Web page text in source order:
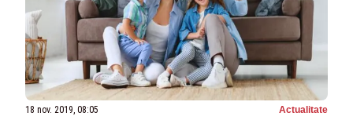
18 nov. 2019, 08:05 Actualitate